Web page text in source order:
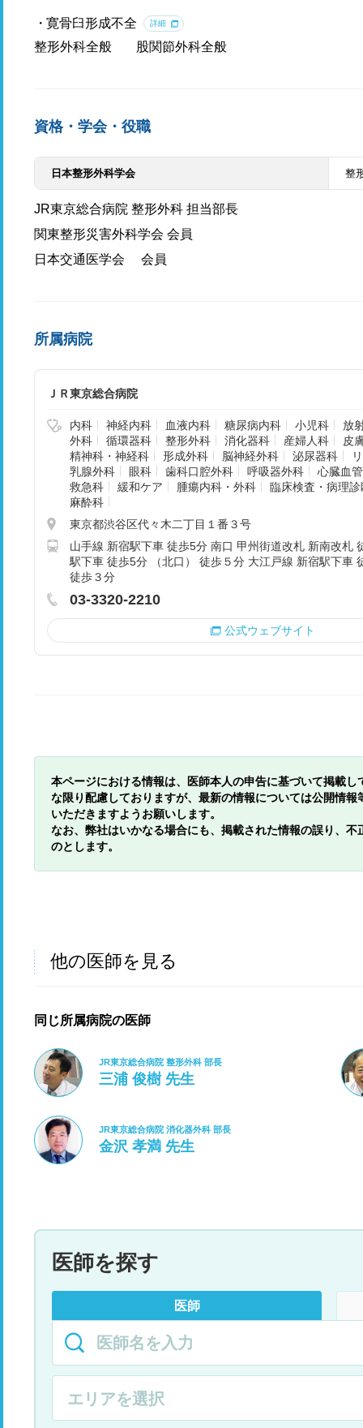
寛骨臼形成不全 詳細
整形外科全般 股関節外科全般
資格・学会・役職
日本整形外科学会 整
JR東京総合病院 整形外科 担当部長
関東整形災害外科学会 会員
日本交通医学会 会員
所属病院
ＪＲ東京総合病院
内科 神経内科 血液内科 糖尿病内科 小児科
放
外科
循環器科 整形外科 消化器科 産婦人科
皮
精神科・神経科
形成外科 脳神経外科 泌尿器科
乳腺外科
眼科 歯科口腔外科 呼吸器外科
心臓血
救急科
緩和ケア 腫瘍内科・外科
臨床検査・病理診
麻酔科
東京都渋谷区代々木二丁目１番３号
山手線 新宿駅下車 徒歩5分 南口 甲州街道改札 新南改札
駅下車 徒歩5分 （北口） 徒歩５分 大江戸線 新宿駅下車
徒歩３分
03-3320-2210
公式ウェブサイト
本ページにおける情報は、医師本人の申告に基づいて掲載
な限り配慮しておりますが、最新の情報については公開情
いただきますようお願いします。
なお、弊社はいかなる場合にも、掲載された情報の誤り、
のとします。
他の医師を見る
同じ所属病院の医師
JR東京総合病院 整形外科 部長
三浦 俊樹 先生
JR東京総合病院 消化器外科 部長
金沢 孝満 先生
医師を探す
医師